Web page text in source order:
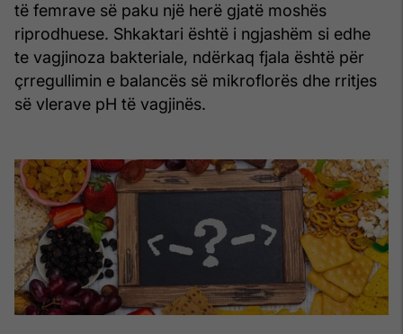
të femrave së paku një herë gjatë moshës
riprodhuese. Shkaktari është i ngjashëm si edhe
te vagjinoza bakteriale, ndërkaq fjala është për
çrregullimin e balancës së mikroflorës dhe rritjes
së vlerave pH të vagjinës.